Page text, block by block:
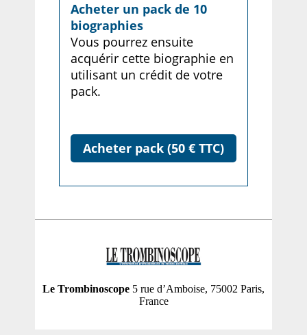
Acheter un pack de 10
biographies
Vous pourrez ensuite
acquérir cette biographie en
utilisant un crédit de votre
pack.
Acheter pack (50 € TTC)
Le Trombinoscope 5 rue d’Amboise, 75002 Paris,
France